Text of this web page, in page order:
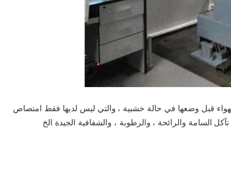
والتي ليس لديها فقط امتصاص
تآكل السامة والرائحة ، والرطوبة ، والشفافية الجيدة الخ